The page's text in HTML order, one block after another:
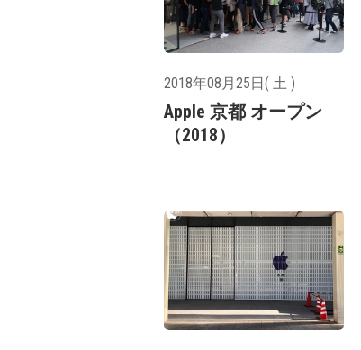
2018年08月25日( 土 )
Apple 京都 オープン
（2018）